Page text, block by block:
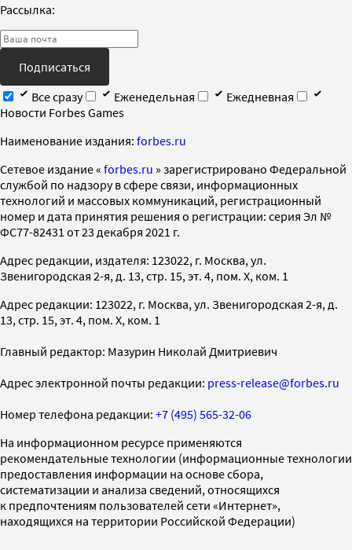
Рассылка:
Подписаться
Все сразу
Еженедельная
Ежедневная
Новости Forbes Games
Наименование издания: forbes.ru
Cетевое издание « forbes.ru » зарегистрировано Федеральной
службой по надзору в сфере связи, информационных
технологий и массовых коммуникаций, регистрационный
номер и дата принятия решения о регистрации: серия Эл №
ФС77-82431 от 23 декабря 2021 г.
Адрес редакции, издателя: 123022, г. Москва, ул.
Звенигородская 2-я, д. 13, стр. 15, эт. 4, пом. X, ком. 1
Адрес редакции: 123022, г. Москва, ул. Звенигородская 2-я, д.
13, стр. 15, эт. 4, пом. X, ком. 1
Главный редактор: Мазурин Николай Дмитриевич
Адрес электронной почты редакции: press-release@forbes.ru
Номер телефона редакции: +7 (495) 565-32-06
На информационном ресурсе применяются
рекомендательные технологии (информационные технологии
предоставления информации на основе сбора,
систематизации и анализа сведений, относящихся
к предпочтениям пользователей сети «Интернет»,
находящихся на территории Российской Федерации)